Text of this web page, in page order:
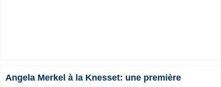
Angela Merkel à la Knesset: une première